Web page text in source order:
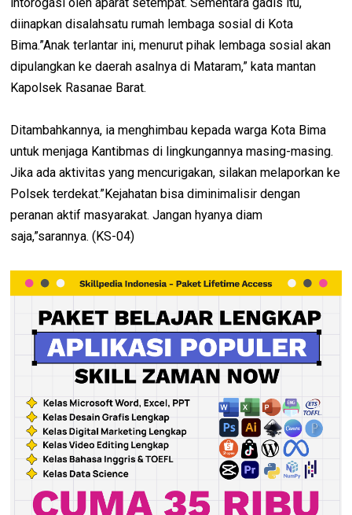
diinapkan disalahsatu rumah lembaga sosial di Kota
Bima.”Anak terlantar ini, menurut pihak lembaga sosial akan
dipulangkan ke daerah asalnya di Mataram,” kata mantan
Kapolsek Rasanae Barat.
Ditambahkannya, ia menghimbau kepada warga Kota Bima
untuk menjaga Kantibmas di lingkungannya masing-masing.
Jika ada aktivitas yang mencurigakan, silakan melaporkan ke
Polsek terdekat.”Kejahatan bisa diminimalisir dengan
peranan aktif masyarakat. Jangan hyanya diam
saja,”sarannya. (KS-04)